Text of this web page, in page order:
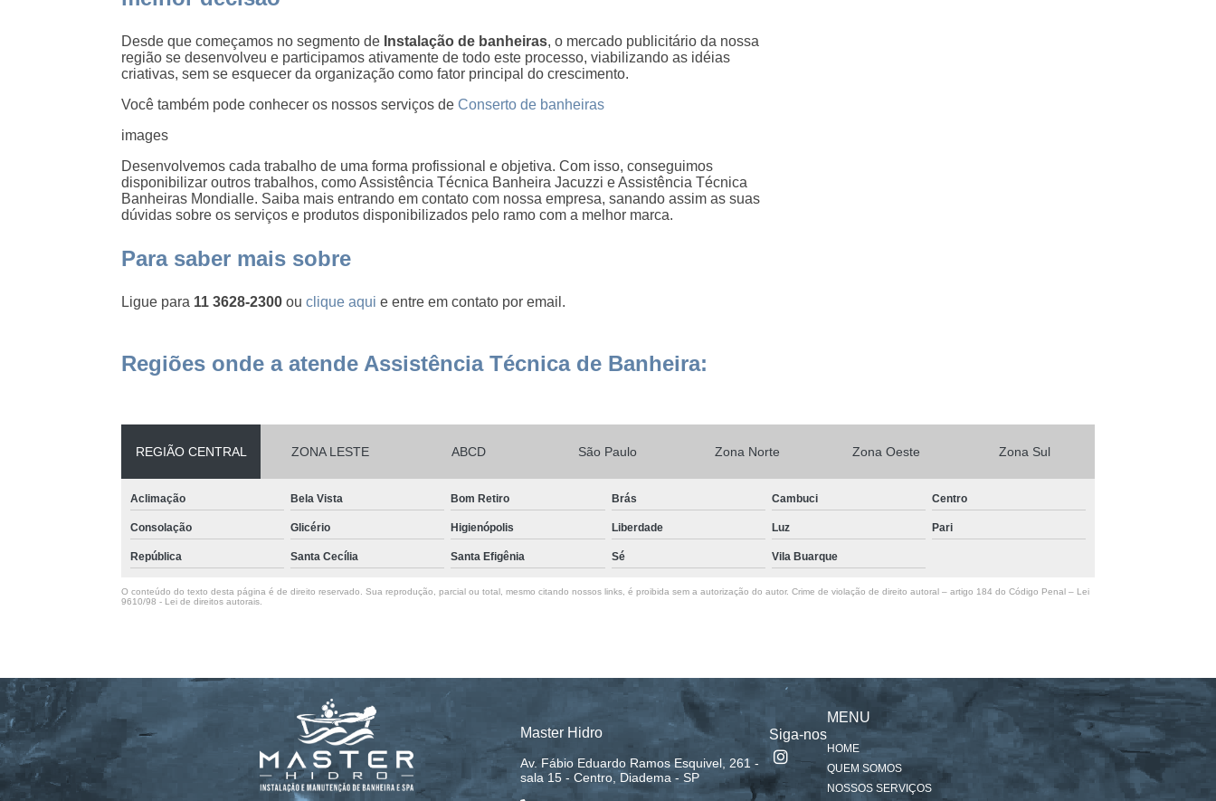
Desde que começamos no segmento de Instalação de banheiras, o mercado publicitário da nossa
região se desenvolveu e participamos ativamente de todo este processo, viabilizando as idéias
criativas, sem se esquecer da organização como fator principal do crescimento.
Você também pode conhecer os nossos serviços deConserto de banheiras
images
Desenvolvemos cada trabalho de uma forma profissional e objetiva. Com isso, conseguimos
disponibilizar outros trabalhos, como Assistência Técnica Banheira Jacuzzi e Assistência Técnica
Banheiras Mondialle. Saiba mais entrando em contato com nossa empresa, sanando assim as suas
dúvidas sobre os serviços e produtos disponibilizados pelo ramo com a melhor marca.
Para saber mais sobre
Ligue para 11 3628-2300 ouclique aqui e entre em contato por email.
Regiões onde a atende Assistência Técnica de Banheira:
REGIÃO CENTRAL ZONA LESTE ABCD São Paulo Zona Norte Zona Oeste Zona Sul
Aclimação Bela Vista Bom Retiro Brás Cambuci Centro
Consolação Glicério Higienópolis Liberdade Luz Pari
República Santa Cecília Santa Efigênia Sé Vila Buarque
O conteúdo do texto desta página é de direito reservado. Sua reprodução, parcial ou total, mesmo citando nossos links, é proibida sem a autorização do autor. Crime de violação de direito autoral – artigo 184 do Código Penal – Lei
9610/98 - Lei de direitos autorais.
Master Hidro
Av. Fábio Eduardo Ramos Esquivel, 261 -
sala 15 - Centro, Diadema - SP
Siga-nos
MENU
HOME
QUEM SOMOS
NOSSOS SERVIÇOS